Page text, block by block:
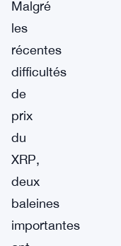
Malgré
les
récentes
difficultés
de
prix
du
XRP,
deux
baleines
importantes